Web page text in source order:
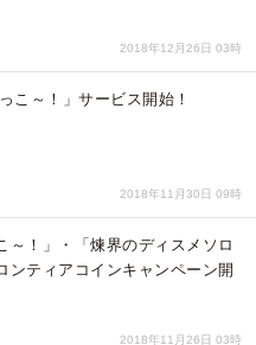
2018年12月26日 03時
こ～！」サービス開始！
2018年11月30日 09時
～！」・「煉界のディスメソロ
ンティアコインキャンペーン開
2018年11月26日 03時